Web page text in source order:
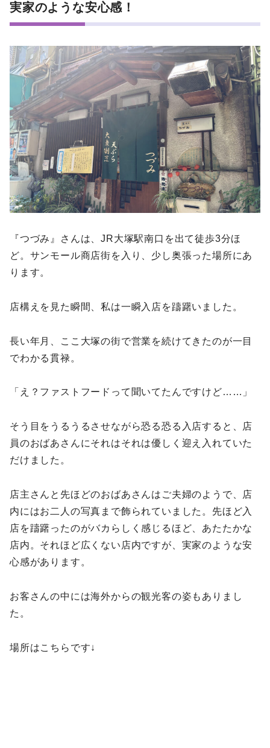
実家のような安心感！
『つづみ』さんは、JR大塚駅南口を出て徒歩3分ほ
ど。サンモール商店街を入り、少し奥張った場所にあ
ります。
店構えを見た瞬間、私は一瞬入店を躊躇いました。
長い年月、ここ大塚の街で営業を続けてきたのが一目
でわかる貫禄。
「え？ファストフードって聞いてたんですけど……」
そう目をうるうるさせながら恐る恐る入店すると、店
員のおばあさんにそれはそれは優しく迎え入れていた
だけました。
店主さんと先ほどのおばあさんはご夫婦のようで、店
内にはお二人の写真まで飾られていました。先ほど入
店を躊躇ったのがバカらしく感じるほど、あたたかな
店内。それほど広くない店内ですが、実家のような安
心感があります。
お客さんの中には海外からの観光客の姿もありまし
た。
場所はこちらです↓